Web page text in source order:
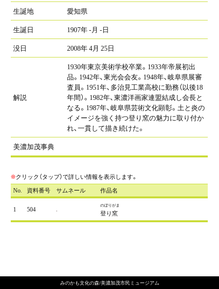
生誕地
愛知県
生誕日
1907年 -月 -日
没日
2008年 4月 25日
解説
1930年東京美術学校卒業。1933年帝展初出
品。1942年、東光会会友。1948年、岐阜県展審
査員。1951年、多治見工業高校に勤務（以後18
年間）。1982年、東濃洋画家連盟結成し会長と
なる。1987年、岐阜県芸術文化顕彰。土と炎の
イメージを強く持つ登り窯の魅力に取り付か
れ、一貫して描き続けた。
美濃加茂事典
❊クリック（タップ）で詳しい情報を表示します。
No.
資料番号 サムネール 作品名
504 のぼりがま
登り窯
みのかも文化の森/美濃加茂市民ミュージアム